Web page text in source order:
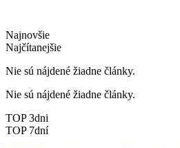
Najnovšie
Najčítanejšie
Nie sú nájdené žiadne články.
Nie sú nájdené žiadne články.
TOP 3dni
TOP 7dní